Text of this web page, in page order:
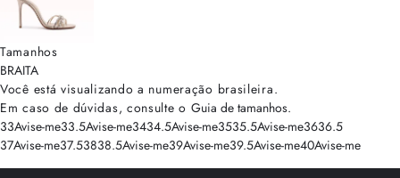
Tamanhos
BRAITA
Você está visualizando a numeração brasileira.
Em caso de dúvidas, consulte o Guia de tamanhos.
33Avise-me33.5Avise-me3434.5Avise-me3535.5Avise-me3636.5
37Avise-me37.53838.5Avise-me39Avise-me39.5Avise-me40Avise-me